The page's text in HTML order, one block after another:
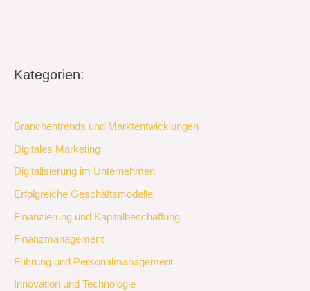
Kategorien:
Branchentrends und Marktentwicklungen
Digitales Marketing
Digitalisierung im Unternehmen
Erfolgreiche Geschäftsmodelle
Finanzierung und Kapitalbeschaffung
Finanzmanagement
Führung und Personalmanagement
Innovation und Technologie